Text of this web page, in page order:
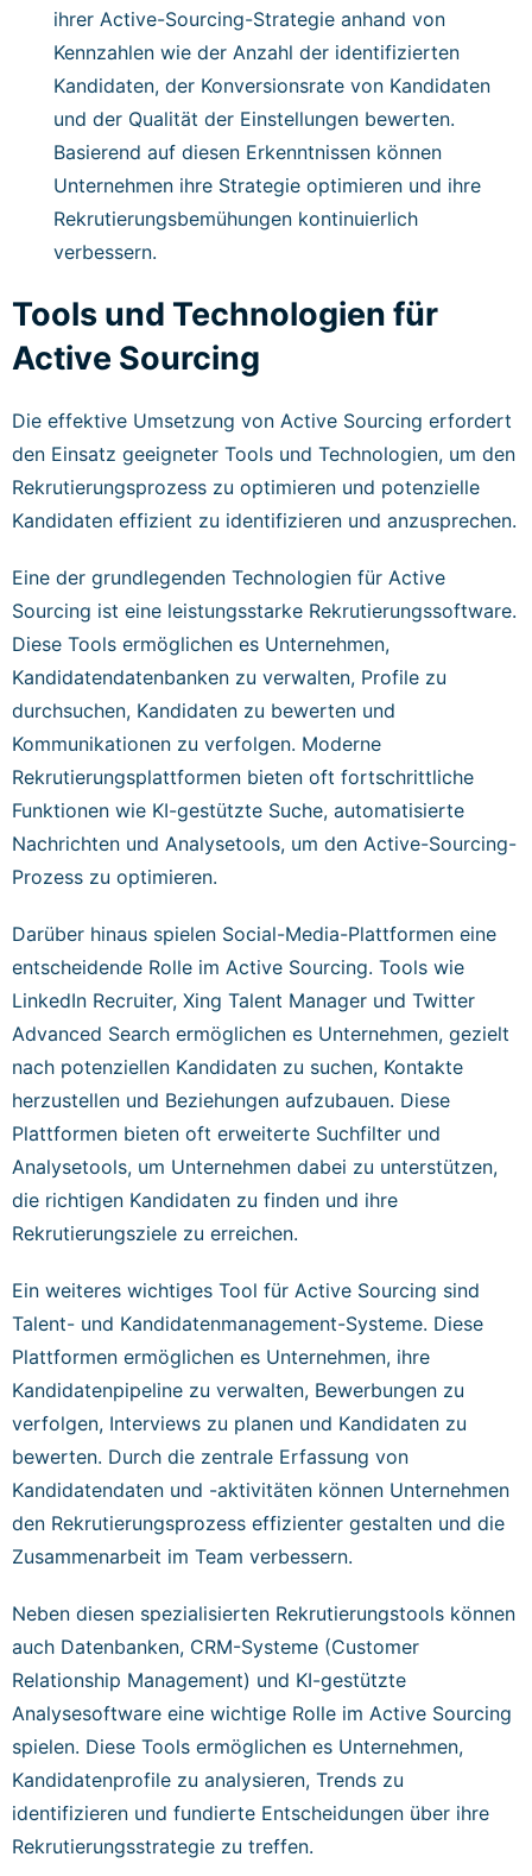
ihrer Active-Sourcing-Strategie anhand von
Kennzahlen wie der Anzahl der identifizierten
Kandidaten, der Konversionsrate von Kandidaten
und der Qualität der Einstellungen bewerten.
Basierend auf diesen Erkenntnissen können
Unternehmen ihre Strategie optimieren und ihre
Rekrutierungsbemühungen kontinuierlich
verbessern.
Tools und Technologien für
Active Sourcing
Die effektive Umsetzung von Active Sourcing erfordert
den Einsatz geeigneter Tools und Technologien, um den
Rekrutierungsprozess zu optimieren und potenzielle
Kandidaten effizient zu identifizieren und anzusprechen.
Eine der grundlegenden Technologien für Active
Sourcing ist eine leistungsstarke Rekrutierungssoftware.
Diese Tools ermöglichen es Unternehmen,
Kandidatendatenbanken zu verwalten, Profile zu
durchsuchen, Kandidaten zu bewerten und
Kommunikationen zu verfolgen. Moderne
Rekrutierungsplattformen bieten oft fortschrittliche
Funktionen wie KI-gestützte Suche, automatisierte
Nachrichten und Analysetools, um den Active-Sourcing-
Prozess zu optimieren.
Darüber hinaus spielen Social-Media-Plattformen eine
entscheidende Rolle im Active Sourcing. Tools wie
LinkedIn Recruiter, Xing Talent Manager und Twitter
Advanced Search ermöglichen es Unternehmen, gezielt
nach potenziellen Kandidaten zu suchen, Kontakte
herzustellen und Beziehungen aufzubauen. Diese
Plattformen bieten oft erweiterte Suchfilter und
Analysetools, um Unternehmen dabei zu unterstützen,
die richtigen Kandidaten zu finden und ihre
Rekrutierungsziele zu erreichen.
Ein weiteres wichtiges Tool für Active Sourcing sind
Talent- und Kandidatenmanagement-Systeme. Diese
Plattformen ermöglichen es Unternehmen, ihre
Kandidatenpipeline zu verwalten, Bewerbungen zu
verfolgen, Interviews zu planen und Kandidaten zu
bewerten. Durch die zentrale Erfassung von
Kandidatendaten und -aktivitäten können Unternehmen
den Rekrutierungsprozess effizienter gestalten und die
Zusammenarbeit im Team verbessern.
Neben diesen spezialisierten Rekrutierungstools können
auch Datenbanken, CRM-Systeme (Customer
Relationship Management) und KI-gestützte
Analysesoftware eine wichtige Rolle im Active Sourcing
spielen. Diese Tools ermöglichen es Unternehmen,
Kandidatenprofile zu analysieren, Trends zu
identifizieren und fundierte Entscheidungen über ihre
Rekrutierungsstrategie zu treffen.